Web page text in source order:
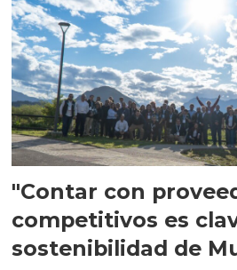
"Contar con
competitivos es
sostenibilidad de